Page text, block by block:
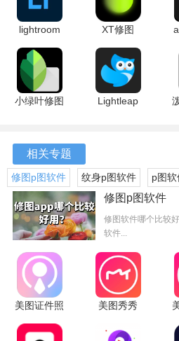
2、图片导入完成后，点击该照片
标。
lightroom
手机修图软
件免费版
10.5.3 安卓
版
XT修图
15.1.0 安卓
版
小绿叶修图
Lightleap
相关专题
修图p图软件 纹身p图软件 p图
修图p图软件
修图软件哪个比较
软件...
美图证件照
1.4.2 最新
版
美图秀秀
机版